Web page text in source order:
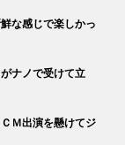
な感じで楽しかっ
ナノで受けて立
Ｍ出演を懸けてジ